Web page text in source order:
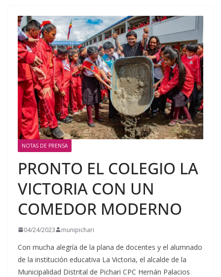
NOTAS DE PRENSA
PRONTO EL COLEGIO LA
VICTORIA CON UN
COMEDOR MODERNO
04/24/2023 munipichari
Con mucha alegría de la plana de docentes y el alumnado
de la institución educativa La Victoria, el alcalde de la
Municipalidad Distrital de Pichari CPC Hernán Palacios